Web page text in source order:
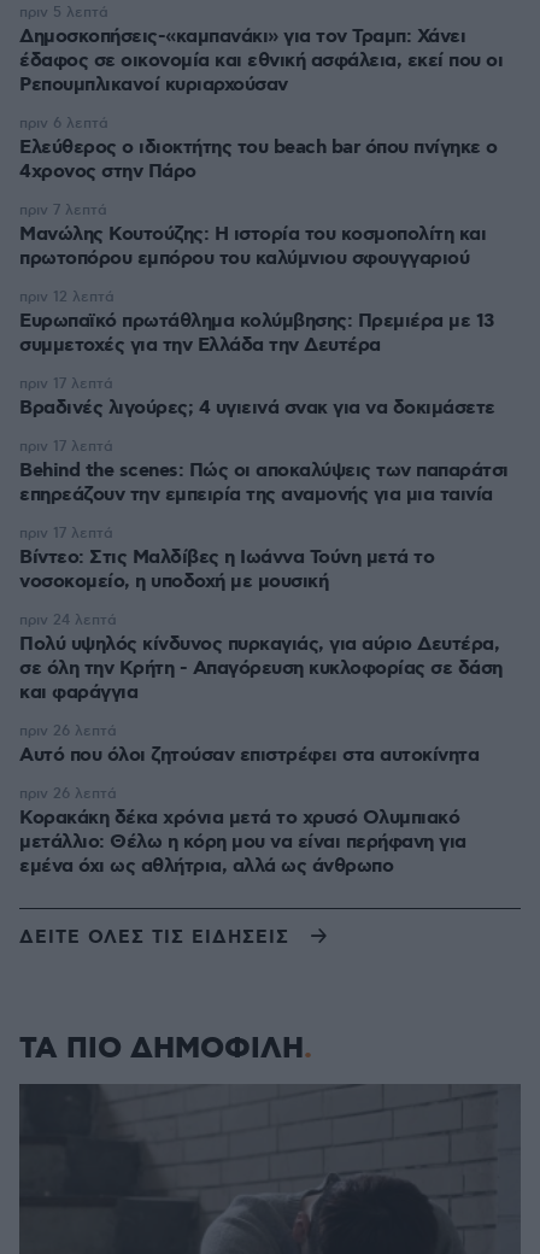
Δημοσκοπήσεις-«καμπανάκι» για τον Τραμπ: Χάνει
έδαφος σε οικονομία και εθνική ασφάλεια, εκεί που οι
Ρεπουμπλικανοί κυριαρχούσαν
πριν 5 λεπτά
Ελεύθερος ο ιδιοκτήτης του beach bar όπου πνίγηκε ο
4χρονος στην Πάρο
πριν 6 λεπτά
Μανώλης Κουτούζης: Η ιστορία του κοσμοπολίτη και
πρωτοπόρου εμπόρου του καλύμνιου σφουγγαριού
πριν 7 λεπτά
Ευρωπαϊκό πρωτάθλημα κολύμβησης: Πρεμιέρα με 13
συμμετοχές για την Ελλάδα την Δευτέρα
πριν 12 λεπτά
Βραδινές λιγούρες; 4 υγιεινά σνακ για να δοκιμάσετε
πριν 17 λεπτά
Behind the scenes: Πώς οι αποκαλύψεις των παπαράτσι
επηρεάζουν την εμπειρία της αναμονής για μια ταινία
πριν 17 λεπτά
Βίντεο: Στις Μαλδίβες η Ιωάννα Τούνη μετά το
νοσοκομείο, η υποδοχή με μουσική
πριν 17 λεπτά
Πολύ υψηλός κίνδυνος πυρκαγιάς, για αύριο Δευτέρα,
σε όλη την Κρήτη - Απαγόρευση κυκλοφορίας σε δάση
και φαράγγια
πριν 24 λεπτά
Αυτό που όλοι ζητούσαν επιστρέφει στα αυτοκίνητα
πριν 26 λεπτά
Κορακάκη δέκα χρόνια μετά το χρυσό Ολυμπιακό
μετάλλιο: Θέλω η κόρη μου να είναι περήφανη για
εμένα όχι ως αθλήτρια, αλλά ως άνθρωπο
πριν 26 λεπτά
ΔΕΙΤΕ ΟΛΕΣ ΤΙΣ ΕΙΔΗΣΕΙΣ
ΤΑ ΠΙΟ ΔΗΜΟΦΙΛΗ